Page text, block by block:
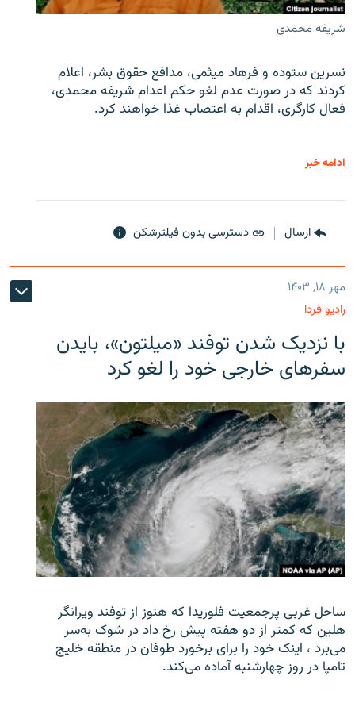
شریفه محمدی
نسرین ستوده و فرهاد میثمی، مدافع حقوق بشر، اعلام
کردند که در صورت عدم لغو حکم اعدام شریفه محمدی،
فعال کارگری، اقدام به اعتصاب غذا خواهند کرد.
ادامه خبر
ارسال دسترسی بدون فیلترشکن
مهر ۱۸, ۱۴۰۳
رادیو فردا
با نزدیک شدن توفند «میلتون»، بایدن
سفرهای خارجی خود را لغو کرد
ساحل غربی پرجمعیت فلوریدا که هنوز از توفند ویرانگر
هلین که کمتر از دو هفته پیش رخ داد در شوک به‌سر
می‌برد ، اینک خود را برای برخورد طوفان در منطقه خلیج
تامپا در روز چهارشنبه آماده می‌کند.